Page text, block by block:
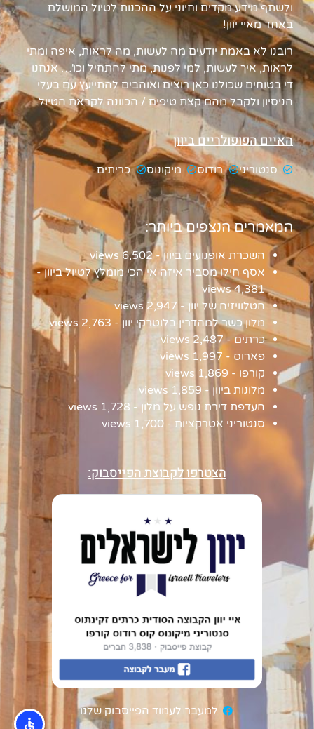
ולשתף מידע מקדים וחיוני על ההכנות לטיול המושלם
באחד מאיי יוון!
רובנו לא באמת יודעים מה לעשות, מה לראות, איפה ומתי
לראות, איך לעשות, למי לפנות, מתי להתחיל וכו'… אנחנו
די בטוחים שכולנו כאן רוצים ואוהבים להתייעץ עם בעלי
הניסיון ולקבל מהם קצת טיפים / הכוונה לקראת הטיול.
האיים הפופולריים ביוון
סנטוריני רודוס מיקונוס כריתים
המאמרים הנצפים ביותר:
השכרת אופנועים ביוון- 6,502 views
אסף חילו מסביר איזה אי הכי מומלץ לטיול ביוון-
4,381 views
הטלוויזיה של יוון - 2,947 views
מלון כשר למהדרין בלוטרקי יוון- 2,763 views
כרתים- 2,487 views
פארוס - 1,997 views
קורפו - 1,869 views
מלונות ביוון - 1,859 views
העדפת דירת נופש על מלון - 1,728 views
סנטוריני אטרקציות - 1,700 views
הצטרפו לקבוצת הפייסבוק:
למעבר לעמוד הפייסבוק שלנו